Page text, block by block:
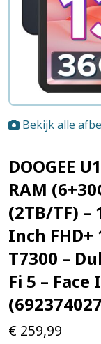
Bekijk alle
DOOGEE
RAM
(2TB/TF) –
Inch FHD+
T7300 –
Fi 5 –
€ 259,99